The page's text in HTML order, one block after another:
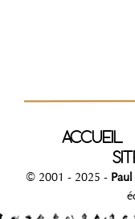
ACCUEIL
© 2001 - 2025 -